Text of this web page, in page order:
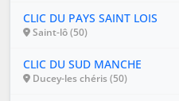
CLIC DU PAYS SAINT LOIS
Saint-lô (50)
CLIC DU SUD MANCHE
Ducey-les chéris (50)